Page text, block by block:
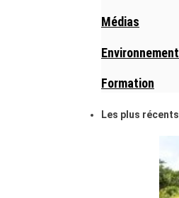
Médias
Environnement
Formation
Les plus récents